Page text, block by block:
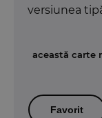
versiunea
această carte
Favorit